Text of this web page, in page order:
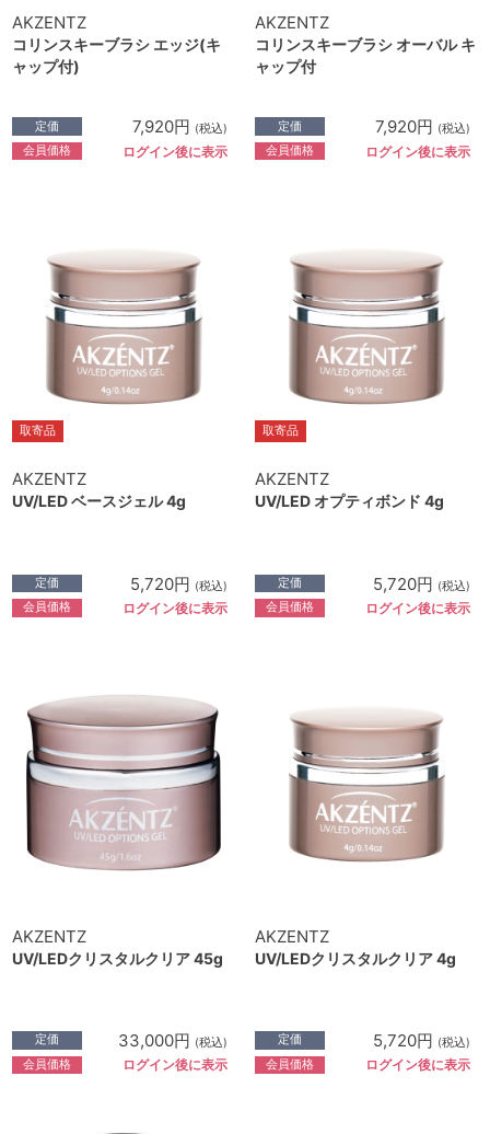
AKZENTZ
コリンスキーブラシ エッジ(キ
ャップ付)
定価 7,920円 (税込)
会員価格 ログイン後に表示
AKZENTZ
コリンスキーブラシ オーバル キ
ャップ付
定価 7,920円 (税込)
会員価格 ログイン後に表示
取寄品
AKZENTZ
UV/LED ベースジェル 4g
定価 5,720円 (税込)
会員価格 ログイン後に表示
取寄品
AKZENTZ
UV/LED オプティボンド 4g
定価 5,720円 (税込)
会員価格 ログイン後に表示
AKZENTZ
UV/LEDクリスタルクリア 45g
定価 33,000円 (税込)
会員価格 ログイン後に表示
AKZENTZ
UV/LEDクリスタルクリア 4g
定価 5,720円 (税込)
会員価格 ログイン後に表示